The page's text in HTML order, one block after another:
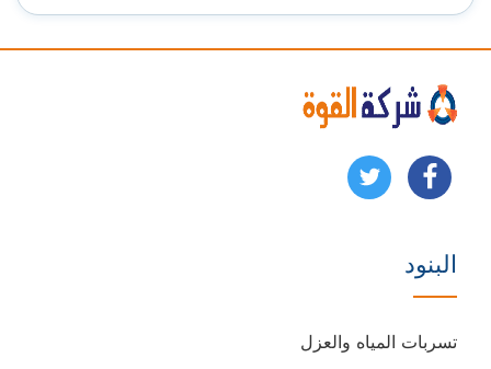
تابعنا
فيسبوك
تابعنا
البنود
تسربات المياه والعزل